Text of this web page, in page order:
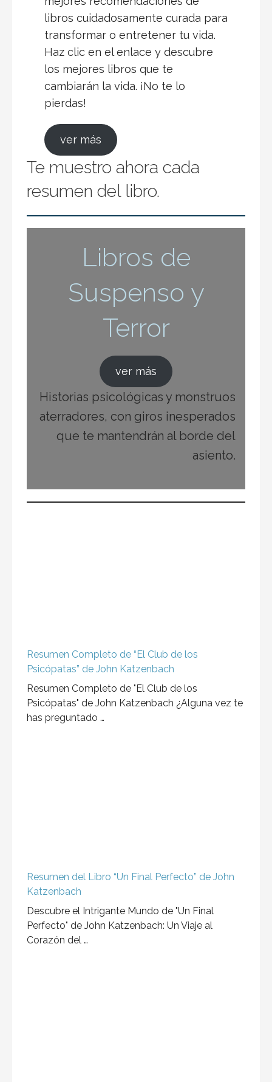
libros cuidadosamente curada para
transformar o entretener tu vida.
Haz clic en el enlace y descubre
los mejores libros que te
cambiarán la vida. ¡No te lo
pierdas!
ver más
Te muestro ahora cada
resumen del libro.
Libros de
Suspenso y
Terror
ver más
Historias psicológicas y monstruos
aterradores, con giros inesperados
que te mantendrán al borde del
asiento.
Resumen Completo de “El Club de los
Psicópatas” de John Katzenbach
Resumen Completo de "El Club de los
Psicópatas" de John Katzenbach ¿Alguna vez te
has preguntado …
Resumen del Libro “Un Final Perfecto” de John
Katzenbach
Descubre el Intrigante Mundo de "Un Final
Perfecto" de John Katzenbach: Un Viaje al
Corazón del …